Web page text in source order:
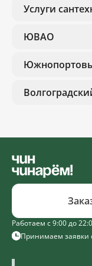
Услуги
ЮВАО
Работаем с 9:00 до
Принимаем заявки